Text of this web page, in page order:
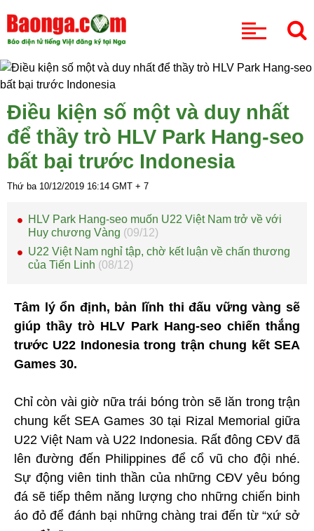
Điều kiện số một và duy nhất
để thầy trò HLV Park Hang-seo
bất bại trước Indonesia
Thứ ba 10/12/2019 16:14 GMT + 7
HLV Park Hang-seo muốn U22 Việt Nam trở về với
Huy chương Vàng (09/12)
U22 Việt Nam nghỉ tập, chờ kết luận về chấn thương
của Tiến Linh (08/12)
Tâm lý ổn định, bản lĩnh thi đấu vững vàng sẽ
giúp thầy trò HLV Park Hang-seo chiến thắng
trước U22 Indonesia trong trận chung kết SEA
Games 30.
Chỉ còn vài giờ nữa trái bóng tròn sẽ lăn trong trận
chung kết SEA Games 30 tại Rizal Memorial giữa
U22 Việt Nam và U22 Indonesia. Rất đông CĐV đã
lên đường đến Philippines để cổ vũ cho đội nhé.
Sự động viên tinh thần của những CĐV yêu bóng
đá sẽ tiếp thêm năng lượng cho những chiến binh
áo đỏ để đánh bại những chàng trai đến từ “xứ sở